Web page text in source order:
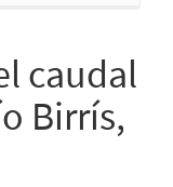
caudal
Birrís,